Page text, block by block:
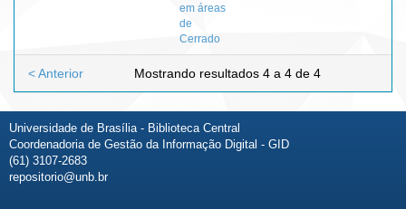
em áreas
de
Cerrado
Mostrando resultados 4 a 4 de 4
< Anterior
Universidade de Brasília - Biblioteca Central
Coordenadoria de Gestão da Informação Digital - GID
(61) 3107-2683
repositorio@unb.br